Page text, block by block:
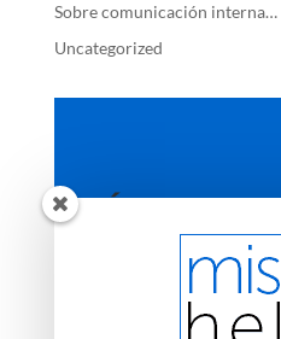
Sobre comunicación interna…
Uncategorized
ÚLTIMAS